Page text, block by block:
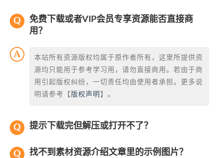
免费下载或者VIP会员专享资源能否直接商
用？
本站所有资源版权均属于原作者所有，这里所提供资
源均只能用于参考学习用，请勿直接商用。若由于商
用引起版权纠纷，一切责任均由使用者承担。更多说
明请参考【 版权声明 】。
提示下载完但解压或打开不了？
找不到素材资源介绍文章里的示例图片？